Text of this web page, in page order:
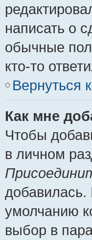
написать о
обычные
кто-то
Вернуться
Как мне
Чтобы
в личном
умолчанию
выбор в